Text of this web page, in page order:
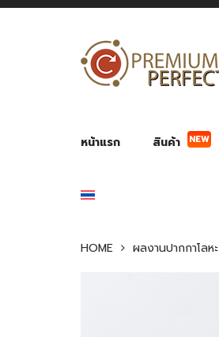
หน้าแรก สินค้า NEW
HOME ผลงานปากกาโลหะ